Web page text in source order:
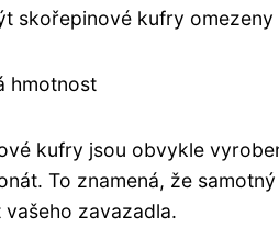
skořepinové kufry
hmotnost
kufry jsou obvykle
To znamená, že
vašeho zavazadla.